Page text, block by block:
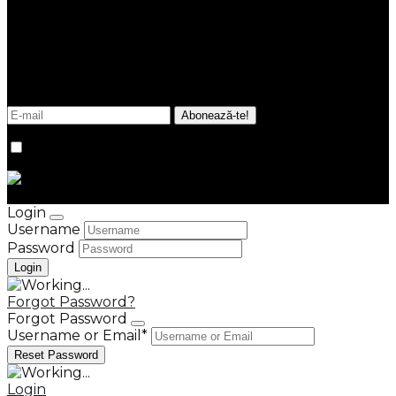
Login
Username
Password
Forgot Password?
Forgot Password
Username or Email *
Login